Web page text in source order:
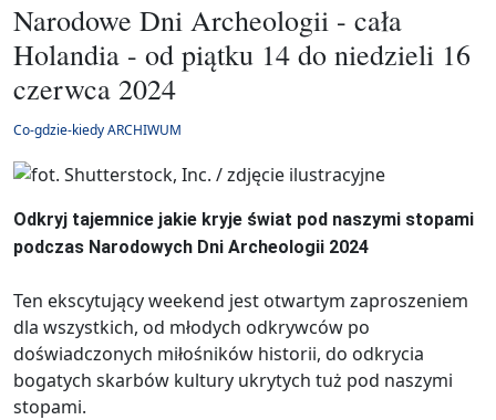
Narodowe Dni Archeologii - cała
Holandia - od piątku 14 do niedzieli 16
czerwca 2024
Co-gdzie-kiedy ARCHIWUM
Odkryj tajemnice jakie kryje świat pod naszymi stopami
podczas Narodowych Dni Archeologii 2024
Ten ekscytujący weekend jest otwartym zaproszeniem
dla wszystkich, od młodych odkrywców po
doświadczonych miłośników historii, do odkrycia
bogatych skarbów kultury ukrytych tuż pod naszymi
stopami.